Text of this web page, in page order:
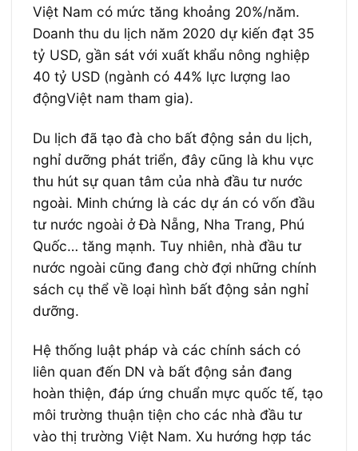
Việt Nam có mức tăng khoảng 20%/năm.
Doanh thu du lịch năm 2020 dự kiến đạt 35
tỷ USD, gần sát với xuất khẩu nông nghiệp
40 tỷ USD (ngành có 44% lực lượng lao
độngViệt nam tham gia).
Du lịch đã tạo đà cho bất động sản du lịch,
nghỉ dưỡng phát triển, đây cũng là khu vực
thu hút sự quan tâm của nhà đầu tư nước
ngoài. Minh chứng là các dự án có vốn đầu
tư nước ngoài ở Đà Nẵng, Nha Trang, Phú
Quốc… tăng mạnh. Tuy nhiên, nhà đầu tư
nước ngoài cũng đang chờ đợi những chính
sách cụ thể về loại hình bất động sản nghỉ
dưỡng.
Hệ thống luật pháp và các chính sách có
liên quan đến DN và bất động sản đang
hoàn thiện, đáp ứng chuẩn mực quốc tế, tạo
môi trường thuận tiện cho các nhà đầu tư
vào thị trường Việt Nam. Xu hướng hợp tác